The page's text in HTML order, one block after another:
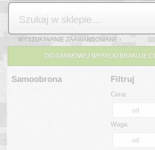
Szukaj
WYSZUKIWANIE ZAAWANSOWANE ›
DO DARMOWEJ WYSYŁKI BRAKUJE CI
Samoobrona Filtruj
Cena:
Waga: